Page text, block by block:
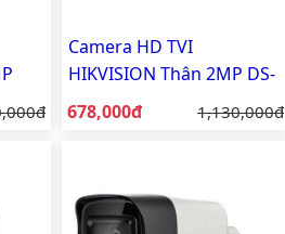
Camera HD TVI
HIKVISION Thân 2MP DS-
2CE17D0T-EXLF
Giá bán:
678,000đ Giá gốc:
1,130,000đ